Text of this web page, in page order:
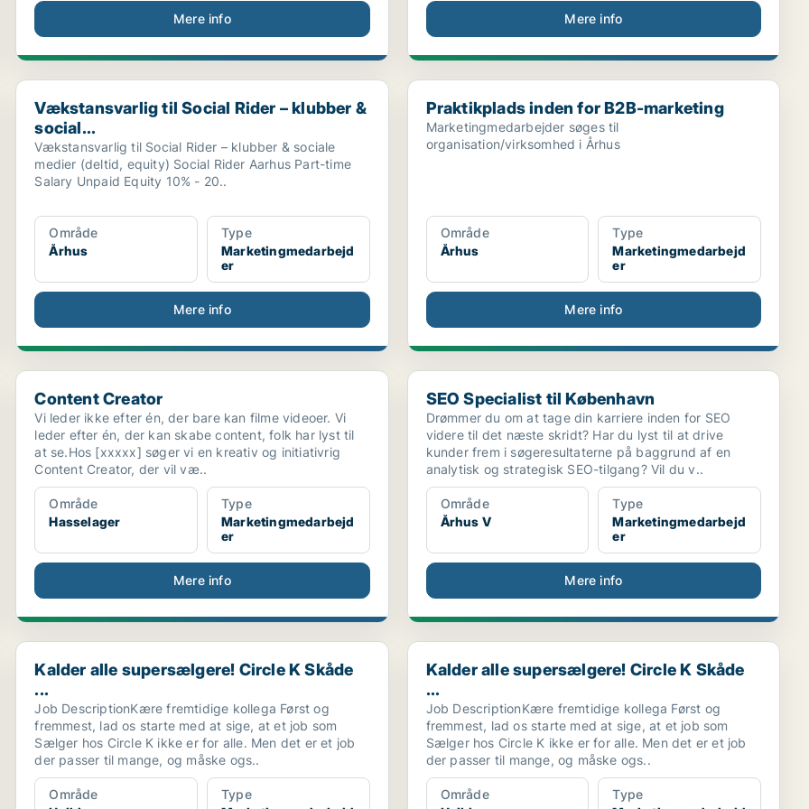
Mere info Mere info
Vækstansvarlig til Social Rider – klubber & social...
Vækstansvarlig til Social Rider – klubber &
social...
Vækstansvarlig til Social Rider – klubber & sociale
medier (deltid, equity) Social Rider Aarhus Part-time
Salary Unpaid Equity 10% - 20..
Område
Århus
Type
Marketingmedarbejd
er
Mere info
Praktikplads inden for B2B-marketing
Praktikplads inden for B2B-marketing
Marketingmedarbejder søges til
organisation/virksomhed i Århus
Område
Århus
Type
Marketingmedarbejd
er
Mere info
Content Creator
Content Creator
Vi leder ikke efter én, der bare kan filme videoer. Vi
leder efter én, der kan skabe content, folk har lyst til
at se.Hos [xxxxx] søger vi en kreativ og initiativrig
Content Creator, der vil væ..
Område
Hasselager
Type
Marketingmedarbejd
er
Mere info
SEO Specialist til København
SEO Specialist til København
Drømmer du om at tage din karriere inden for SEO
videre til det næste skridt? Har du lyst til at drive
kunder frem i søgeresultaterne på baggrund af en
analytisk og strategisk SEO-tilgang? Vil du v..
Område
Århus V
Type
Marketingmedarbejd
er
Mere info
Kalder alle supersælgere! Circle K Skåde ...
Kalder alle supersælgere! Circle K Skåde
...
Job DescriptionKære fremtidige kollega Først og
fremmest, lad os starte med at sige, at et job som
Sælger hos Circle K ikke er for alle. Men det er et job
der passer til mange, og måske ogs..
Område
Type
Kalder alle supersælgere! Circle K Skåde ...
Kalder alle supersælgere! Circle K Skåde
...
Job DescriptionKære fremtidige kollega Først og
fremmest, lad os starte med at sige, at et job som
Sælger hos Circle K ikke er for alle. Men det er et job
der passer til mange, og måske ogs..
Område
Type